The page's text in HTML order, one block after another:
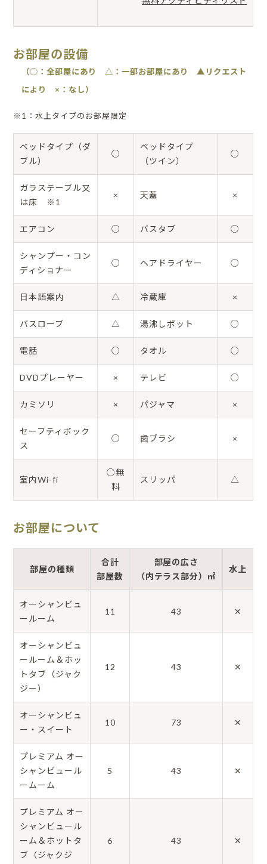
お部屋の設備
（○：全部屋にあり △：一部お部屋にあり ▲リクエスト
により ×：なし）
※1：水上タイプのお部屋限定
ベッドタイプ（ダ
ブル）
○
ベッドタイプ
（ツイン）
○
ガラステーブル又
は床 ※1
× 天蓋 ×
エアコン ○ バスタブ ○
シャンプー・コン
ディショナー
○ ヘアドライヤー ○
日本語案内 △ 冷蔵庫 ×
バスローブ △ 湯沸しポット ○
電話 ○ タオル ○
DVDプレーヤー × テレビ ○
カミソリ × パジャマ ×
セーフティボック
ス
○ 歯ブラシ ×
室内Wi-fi
○無
料
スリッパ △
お部屋について
部屋の種類
合計
部屋数
部屋の広さ
（内テラス部分）㎡
水上
オーシャンビュ
ールーム
11 43 ✕
オーシャンビュ
ールーム＆ホッ
トタブ（ジャク
ジー）
12 43 ✕
オーシャンビュ
ー・スイート
10 73 ✕
プレミアム オー
シャンビュール
ームーム
5 43 ✕
プレミアム オー
シャンビュール
ーム＆ホットタ
ブ（ジャクジ
6 43 ✕